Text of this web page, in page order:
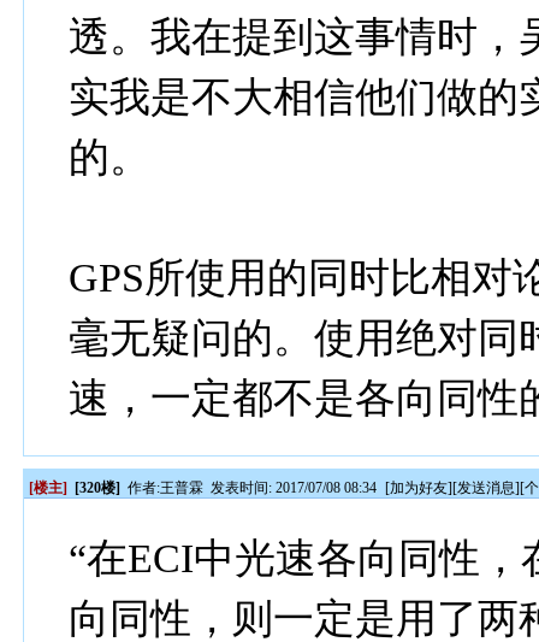
透。我在提到这事情时，
实我是不大相信他们做的
的。
GPS所使用的同时比相对
毫无疑问的。使用绝对同
速，一定都不是各向同性
[楼主] [320楼] 作者:王普霖 发表时间: 2017/07/08 08:34 [加为好友][发送消息][
“在ECI中光速各向同性
向同性，则一定是用了两